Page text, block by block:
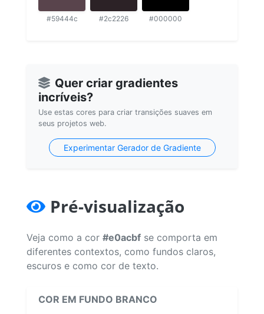
#59444c #2c2226 #000000
Quer criar gradientes
incríveis?
Use estas cores para criar transições suaves em
seus projetos web.
Experimentar Gerador de Gradiente
Pré-visualização
Veja como a cor #e0acbf se comporta em
diferentes contextos, como fundos claros,
escuros e como cor de texto.
COR EM FUNDO BRANCO